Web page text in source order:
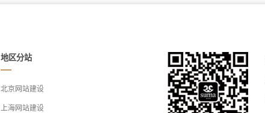
地区分站
北京网站建设
上海网站建设